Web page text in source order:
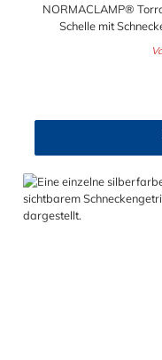
NORMACLAMP®
Schelle mit
aus, ist einfach
somit die richtige Wahl
210 mm in